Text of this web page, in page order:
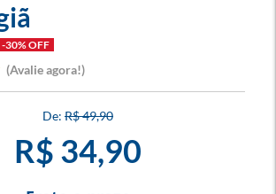
-30% OFF
Avalie agora!
R$ 49,90
R$ 34,90